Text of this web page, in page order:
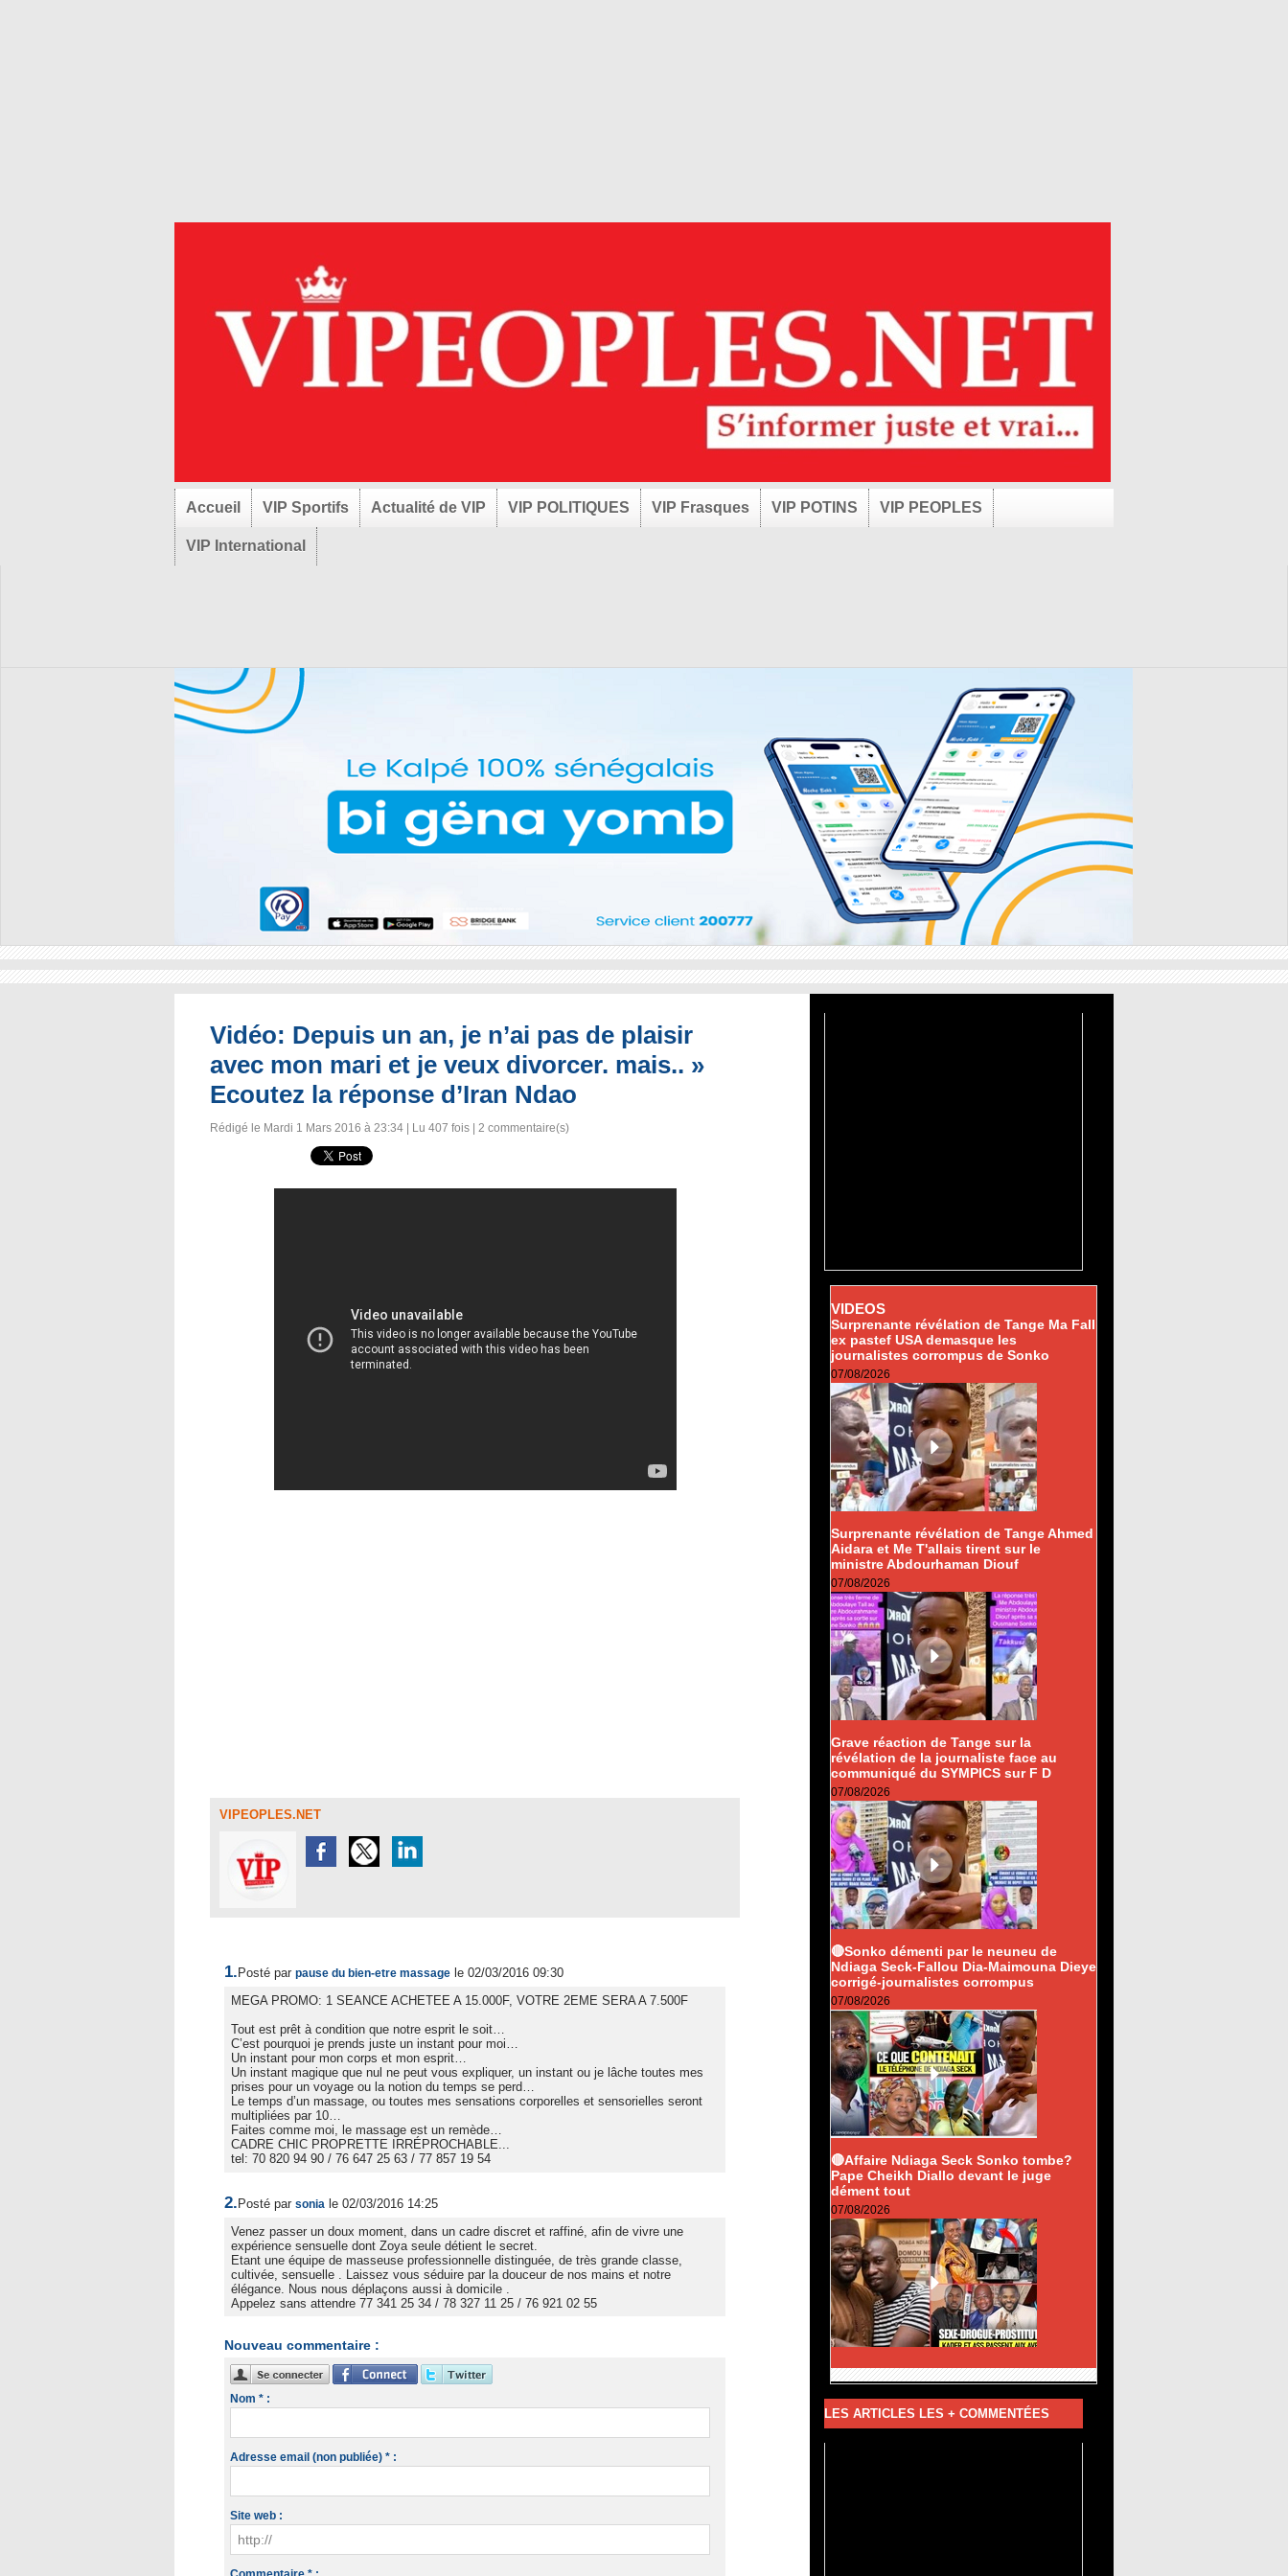
Accueil VIP Sportifs Actualité de VIP VIP POLITIQUES VIP Frasques VIP POTINS VIP PEOPLES
VIP International
Vidéo: Depuis un an, je n’ai pas de plaisir
avec mon mari et je veux divorcer. mais.. »
Ecoutez la réponse d’Iran Ndao
Rédigé le Mardi 1 Mars 2016 à 23:34 | Lu 407 fois | 2 commentaire(s)
VIPEOPLES.NET
1. Posté par pause du bien-etre massage le 02/03/2016 09:30
MEGA PROMO: 1 SEANCE ACHETEE A 15.000F, VOTRE 2EME SERA A 7.500F
Tout est prêt à condition que notre esprit le soit…
C’est pourquoi je prends juste un instant pour moi…
Un instant pour mon corps et mon esprit…
Un instant magique que nul ne peut vous expliquer, un instant ou je lâche toutes mes
prises pour un voyage ou la notion du temps se perd…
Le temps d’un massage, ou toutes mes sensations corporelles et sensorielles seront
multipliées par 10…
Faites comme moi, le massage est un remède…
CADRE CHIC PROPRETTE IRRÉPROCHABLE...
tel: 70 820 94 90 / 76 647 25 63 / 77 857 19 54
2.Posté par sonia le 02/03/2016 14:25
Venez passer un doux moment, dans un cadre discret et raffiné, afin de vivre une
expérience sensuelle dont Zoya seule détient le secret.
Etant une équipe de masseuse professionnelle distinguée, de très grande classe,
cultivée, sensuelle . Laissez vous séduire par la douceur de nos mains et notre
élégance. Nous nous déplaçons aussi à domicile .
Appelez sans attendre 77 341 25 34 / 78 327 11 25 / 76 921 02 55
Nouveau commentaire :
Nom * :
Adresse email (non publiée) * :
Site web :
VIDEOS
Surprenante révélation de Tange Ma Fall
ex pastef USA demasque les
journalistes corrompus de Sonko
07/08/2026
Surprenante révélation de Tange Ahmed
Aidara et Me T'allais tirent sur le
ministre Abdourhaman Diouf
07/08/2026
Grave réaction de Tange sur la
révélation de la journaliste face au
communiqué du SYMPICS sur F D
07/08/2026
🔴Sonko démenti par le neuneu de
Ndiaga Seck-Fallou Dia-Maimouna Dieye
corrigé-journalistes corrompus
07/08/2026
🔴Affaire Ndiaga Seck Sonko tombe?
Pape Cheikh Diallo devant le juge
dément tout
07/08/2026
LES ARTICLES LES + COMMENTÉES